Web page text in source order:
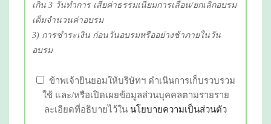
เกิน 3 วันทำการ เสียค่าธรรมเนียมการเลื่อน/ยกเลิกอบรม
เต็มจำนวนค่าอบรม
3) การชำระเงิน ก่อนวันอบรมหรืออย่างช้าภายในวัน
อบรม
ข้าพเจ้ายินยอมให้บริษัทฯ ดำเนินการเก็บรวบรวม
ใช้ และ/หรือเปิดเผยข้อมูลส่วนบุคคลตามรายราย
ละเอียดที่อธิบายไว้ใน นโยบายความเป็นส่วนตัว